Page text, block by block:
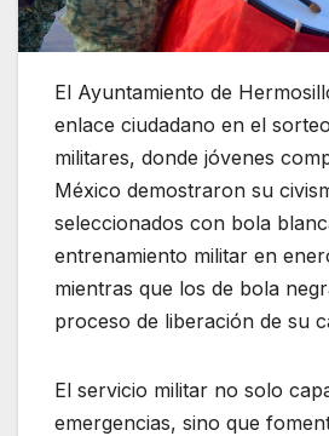
El Ayuntamiento de
enlace ciudadano en el
militares, donde jóvenes
México demostraron su
seleccionados con bola
entrenamiento militar en
mientras que los de bola
proceso de liberación de su
El servicio militar no solo
emergencias, sino que